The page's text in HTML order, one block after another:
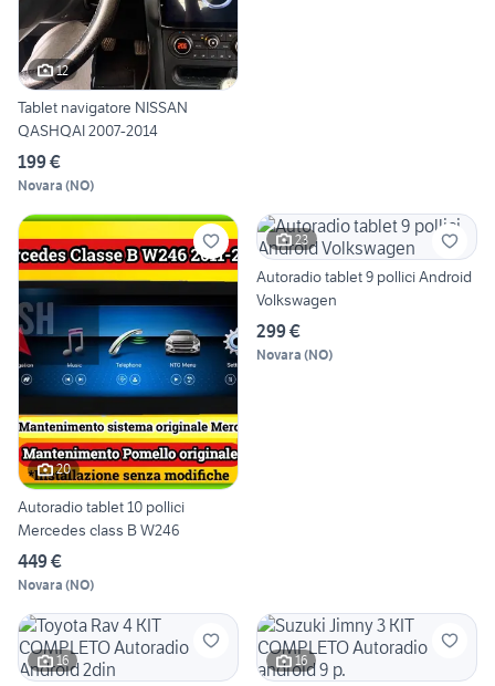
12
Tablet navigatore NISSAN
QASHQAI 2007-2014
199 €
Novara (NO)
20
Autoradio tablet 10 pollici
Mercedes class B W246
449 €
Novara (NO)
23
Autoradio tablet 9 pollici Android
Volkswagen
299 €
Novara (NO)
16 16